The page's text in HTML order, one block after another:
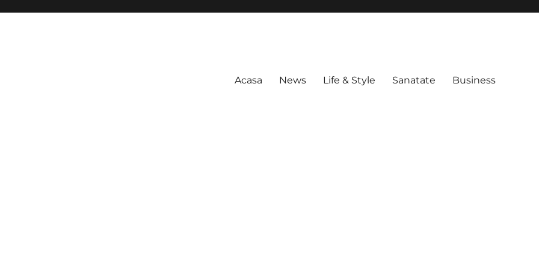
Acasa News Life & Style Sanatate Business